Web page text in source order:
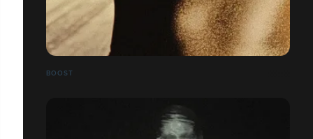
BOOST